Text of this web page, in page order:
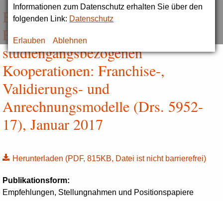
Informationen zum Datenschutz erhalten Sie über den
folgenden Link: Datenschutz
Erlauben Ablehnen
Bestandsaufnahme und
Empfehlungen zu
studiengangsbezogenen
Kooperationen: Franchise-,
Validierungs- und
Anrechnungsmodelle (Drs. 5952-
17), Januar 2017
Herunterladen (PDF, 815KB, Datei ist nicht barrierefrei)
Publikationsform:
Empfehlungen, Stellungnahmen und Positionspapiere